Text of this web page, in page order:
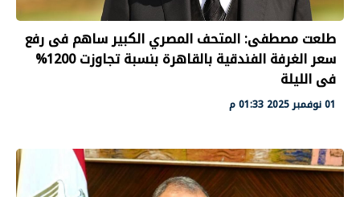
طلعت مصطفى: المتحف المصري الكبير ساهم فى رفع
سعر الغرفة الفندقية بالقاهرة بنسبة تجاوزت 1200%
فى الليلة
01 نوفمبر 2025 01:33 م